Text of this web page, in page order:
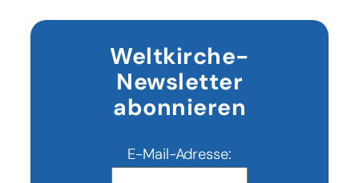
Weltkirche-
Newsletter
abonnieren
E-Mail-Adresse: